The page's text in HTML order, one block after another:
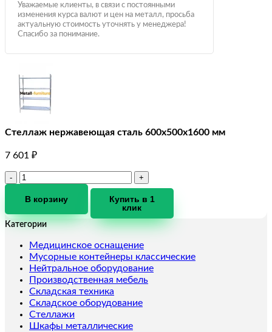
Уважаемые клиенты, в связи с постоянными
изменения курса валют и цен на металл, просьба
актуальную стоимость уточнять у менеджера!
Спасибо за понимание.
Стеллаж нержавеющая сталь 600х500х1600 мм
7 601 ₽
Количество
Стеллаж
сталь
мм
В корзину
Купить в 1
клик
Категории
Медицинское оснащение
Мусорные контейнеры классические
Нейтральное оборудование
Производственная мебель
Складская техника
Складское оборудование
Стеллажи
Шкафы металлические